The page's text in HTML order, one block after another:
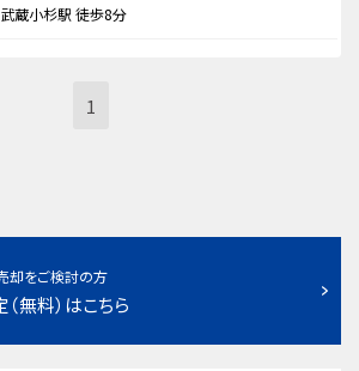
蔵小杉駅 徒歩8分
1
却をご検討の方
無料）はこちら